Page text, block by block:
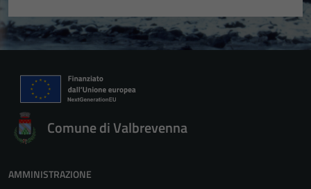
Comune di Valbrevenna
AMMINISTRAZIONE